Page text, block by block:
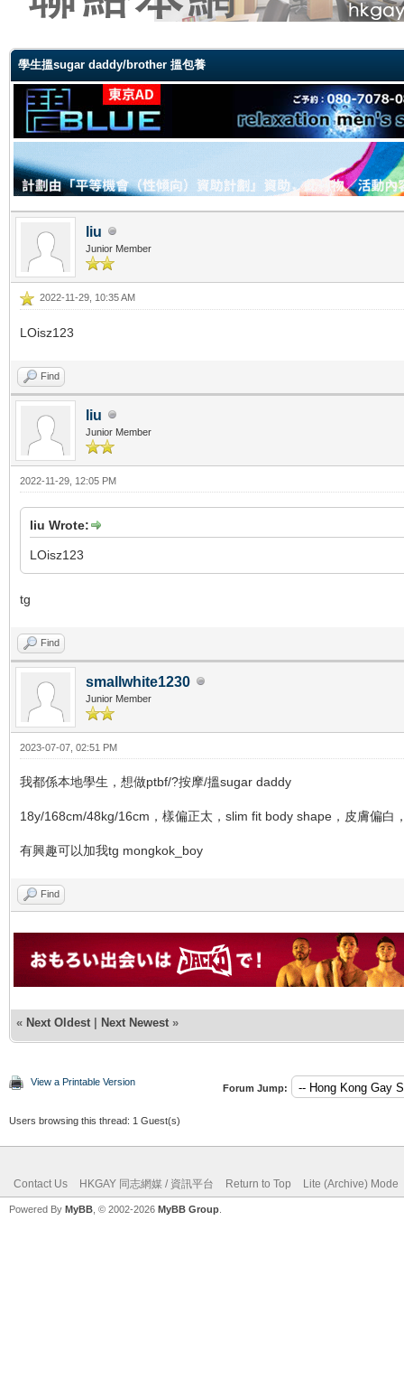
學生搵sugar daddy/brother 搵包養
liu
Junior Member
2022-11-29, 10:35 AM
LOisz123
Find
liu
Junior Member
2022-11-29, 12:05 PM
liu Wrote:
LOisz123
tg
Find
smallwhite1230
Junior Member
2023-07-07, 02:51 PM
我都係本地學生，想做ptbf/?按摩/搵sugar daddy
18y/168cm/48kg/16cm，樣偏正太，slim fit body shape，皮膚偏白
有興趣可以加我tg mongkok_boy
Find
« Next Oldest | Next Newest »
View a Printable Version
Forum Jump:
Users browsing this thread: 1 Guest(s)
Contact Us HKGAY 同志網媒 / 資訊平台 Return to Top Lite (Archive) Mode
Powered By MyBB , © 2002-2026 MyBB Group